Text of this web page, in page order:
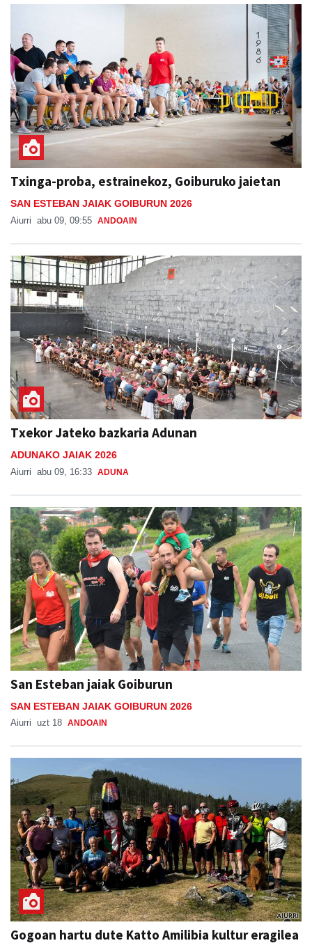
Txinga-proba, estrainekoz, Goiburuko jaietan
SAN ESTEBAN JAIAK GOIBURUN 2026
Aiurri abu 09, 09:55 ANDOAIN
Txekor Jateko bazkaria Adunan
ADUNAKO JAIAK 2026
Aiurri abu 09, 16:33 ADUNA
San Esteban jaiak Goiburun
SAN ESTEBAN JAIAK GOIBURUN 2026
Aiurri uzt 18 ANDOAIN
Gogoan hartu dute Katto Amilibia kultur eragilea